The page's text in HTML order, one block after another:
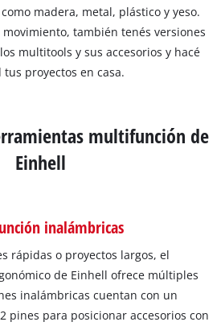
madera, metal, plástico y yeso.
también tenés versiones
multitools y sus accesorios y hacé
tus proyectos en casa.
multifunción de
Einhell
inalámbricas
rápidas o proyectos largos, el
de Einhell ofrece múltiples
inalámbricas cuentan con un
pines para posicionar accesorios con